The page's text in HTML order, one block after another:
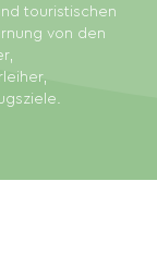
touristischen
von den